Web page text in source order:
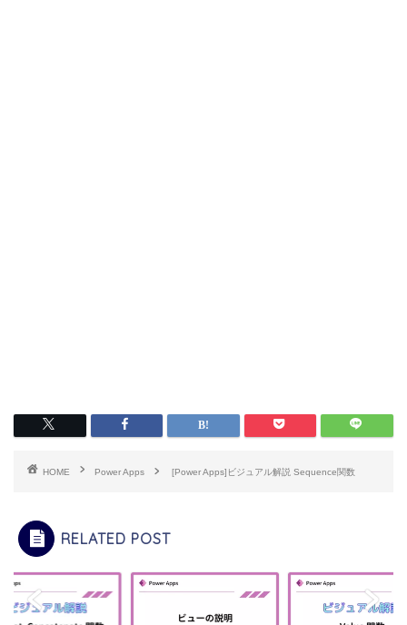
HOME Power Apps [Power Apps]ビジュアル解説 Sequence関数
RELATED POST